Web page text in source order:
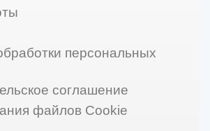
персональных
соглашение
файлов Cookie